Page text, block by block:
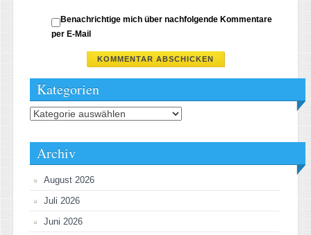
Benachrichtige mich über nachfolgende Kommentare
per E-Mail
Kategorien
Kategorien
Archiv
August 2026
Juli 2026
Juni 2026